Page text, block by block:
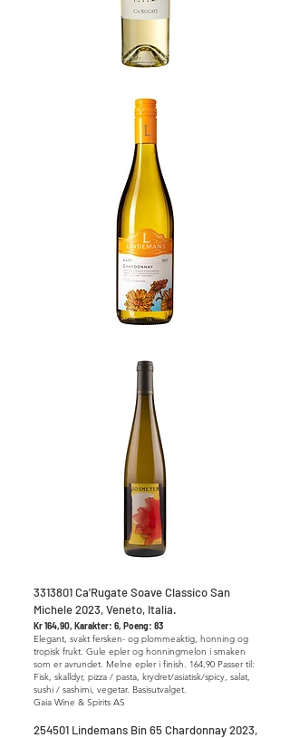
3313801Ca'Rugate Soave Classico San
Michele 2023, Veneto, Italia.
Kr 164,90, Karakter: 6, Poeng: 83
Elegant, svakt fersken- og plommeaktig, honning og
tropisk frukt. Gule epler og honningmelon i smaken
som er avrundet. Melne epler i finish. 164,90 Passer til:
Fisk, skalldyr, pizza / pasta, krydret/asiatisk/spicy, salat,
sushi / sashimi, vegetar. Basisutvalget.
Gaia Wine & Spirits AS
254501 Lindemans Bin 65 Chardonnay 2023,